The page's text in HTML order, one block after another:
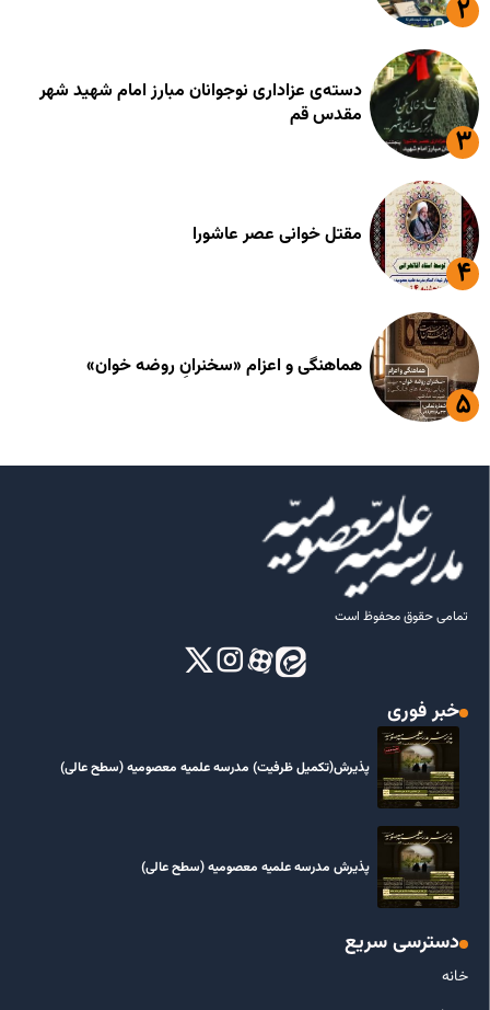
دسته‌ی عزاداری نوجوانان مبارز امام شهید شهر
مقدس قم
مقتل خوانی عصر عاشورا
هماهنگی و اعزام «سخنرانِ روضه خوان»
تمامی حقوق محفوظ است
خبر فوری
پذیرش(تکمیل ظرفیت) مدرسه علمیه معصومیه‌ (سطح عالی)
پذیرش مدرسه علمیه معصومیه‌ (سطح عالی)
دسترسی سریع
خانه